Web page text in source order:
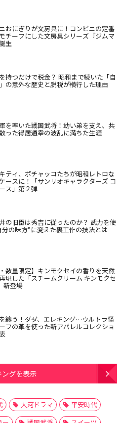
おにぎりが文房具に！コンビニの定番
チーフにした文房具シリーズ『ジムマ
生
持つだけで税金？ 昭和まで続いた「自
の意外な歴史と脱税が横行した理由
を率いた戦国武将！幼い弟を支え、共
った得居通幸の波乱に満ちた生涯
ティ、ポチャッコたちが昭和レトロな
ースに！「サンリオキャラクターズ コ
ス」第２弾
の旧臣は秀吉に従ったのか？ 武力を使
分の味方”に変えた裏工作の技法とは
・数量限定】キンモクセイの香りを天然
現した「スチームクリーム キンモクセ
新登場
纏う！ダダ、エレキング…ウルトラ怪
フの革を使った新アパレルコレクショ
ングを表示
大河ドラマ
平安時代